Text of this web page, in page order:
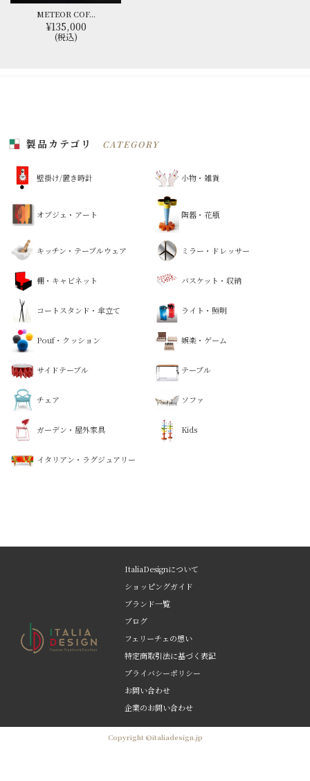
METEOR COF...
¥135,000
(税込)
製品カテゴリ CATEGORY
壁掛け/置き時計 小物・雑貨
オブジェ・アート 陶器・花瓶
キッチン・テーブルウェア ミラー・ドレッサー
棚・キャビネット バスケット・収納
コートスタンド・傘立て ライト・照明
Pouf・クッション 娯楽・ゲーム
サイドテーブル テーブル
チェア ソファ
ガーデン・屋外家具 Kids
イタリアン・ラグジュアリー
ItaliaDesignについて
ショッピングガイド
ブランド一覧
ブログ
フェリーチェの想い
特定商取引法に基づく表記
プライバシーポリシー
お問い合わせ
企業のお問い合わせ
Copyright ©italiadesign.jp